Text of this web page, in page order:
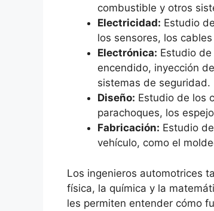
combustible y otros
Electricidad: Estudio
los sensores, los
Electrónica: Estudio
encendido, inyección
sistemas de seguridad.
Diseño: Estudio de los
parachoques, los
Fabricación: Estudio
vehículo, como el
Los ingenieros automotrices
física, la química y la
les permiten entender cómo